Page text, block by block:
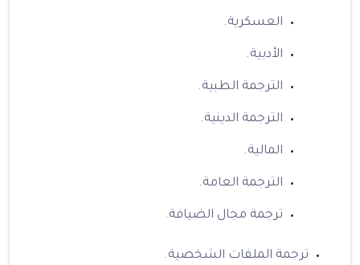
العسكرية.
الأدبية.
الترجمة الطبية.
الترجمة الدينية.
المالية.
الترجمة العامة.
ترجمة مجال الضيافة.
ترجمة الملفات الشخصية.